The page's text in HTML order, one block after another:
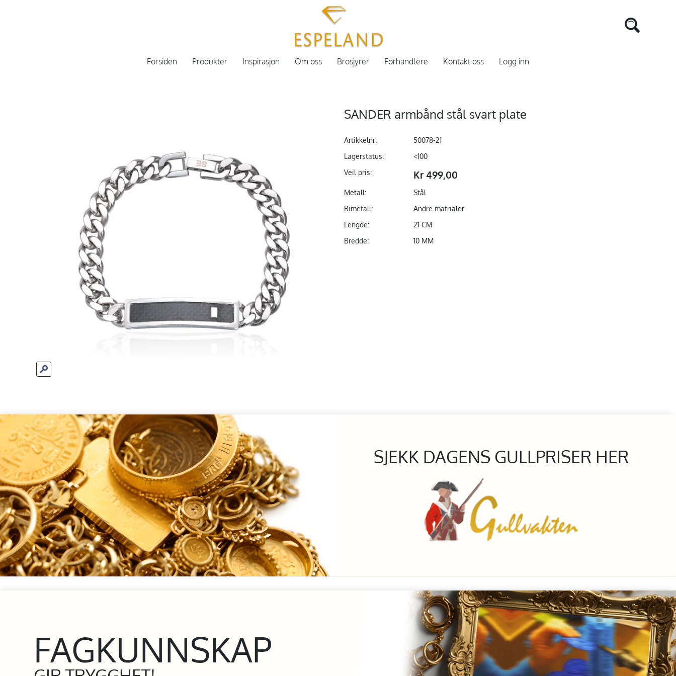
Forsiden Produkter Inspirasjon Om oss Brosjyrer Forhandlere Kontakt oss Logg inn
SANDER armbånd stål svart plate
Artikkelnr:
50078-21
Lagerstatus:
<100
Veil pris:
Kr 499,00
Metall:
Stål
Bimetall:
Andre matrialer
Lengde:
21 CM
Bredde:
10 MM
SJEKK DAGENS GULLPRISER HER
FAGKUNNSKAP